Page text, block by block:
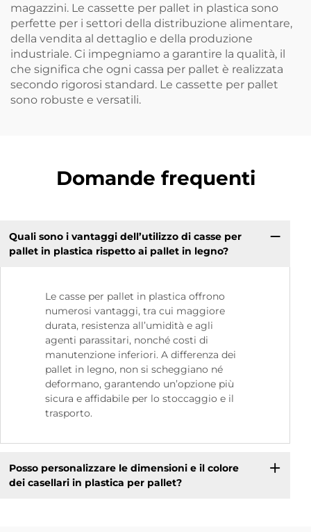
magazzini. Le cassette per pallet in plastica sono
perfette per i settori della distribuzione alimentare,
della vendita al dettaglio e della produzione
industriale. Ci impegniamo a garantire la qualità, il
che significa che ogni cassa per pallet è realizzata
secondo rigorosi standard. Le cassette per pallet
sono robuste e versatili.
Domande frequenti
Quali sono i vantaggi dell’utilizzo di casse per
pallet in plastica rispetto ai pallet in legno?
Le casse per pallet in plastica offrono
numerosi vantaggi, tra cui maggiore
durata, resistenza all’umidità e agli
agenti parassitari, nonché costi di
manutenzione inferiori. A differenza dei
pallet in legno, non si scheggiano né
deformano, garantendo un’opzione più
sicura e affidabile per lo stoccaggio e il
trasporto.
Posso personalizzare le dimensioni e il colore
dei casellari in plastica per pallet?